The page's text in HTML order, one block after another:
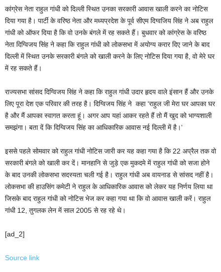
कांग्रेस नेता राहुल गांधी को दिल्ली स्थित उनका सरकारी आवास खाली करने का नोटिस
दिया गया है। पार्टी के वरिष्ठ नेता और मध्यप्रदेश के पूर्व सीएम दिग्वजिय सिंह ने अब राहुल
गांधी को ऑफर दिया है कि वो उनके बंगले में रह सकते हैं। बुधवार को कांग्रेस के वरिष्ठ
नेता दिग्विजय सिंह ने कहा कि राहुल गांधी को लोकसभा में अयोग्य करार दिए जाने के बाद
दिल्ली में स्थित उनके सरकारी बंगले को खाली करने के लिए नोटिस दिया गया है, वो मेरे घर
में रह सकते हैं।
राज्यसभा सांसद दिग्विजय सिंह ने कहा कि राहुल गांधी उदार हृदय वाले इंसान हैं और उनके
लिए पूरा देश एक परिवार की तरह है। दिग्विजय सिंह ने कहा ‘राहुल जी मेरा घर आपका घर
है और मैं आपका स्वागत करता हूं। अगर आप यहां आकर रहते हैं तो मैं खुद को भाग्यशाली
समझंगा। बता दें कि दिग्विजय सिंह का आधिकारिक आवास नई दिल्ली में है।’
इससे पहले सोमवार को राहुल गांधी नोटिस जारी कर यह कहा गया है कि 22 अप्रैल तक वो
सरकारी बंगले को खाली कर दें। मानहानि से जुड़े एक मुकदमे में राहुल गांधी को सजा होने
के बाद उनकी लोकसभा सदस्यता चली गई है। राहुल गांधी अब वायनाड से सांसद नहीं है।
लोकसभा की हाउसिंग कमेटी ने राहुल के आधिकारिक आवास को लेकर यह निर्णय लिया था
जिसके बाद राहुल गांधी को नोटिस भेज कर कहा गया था कि वो आवास खाली करें। राहुल
गांधी 12, तुगलक लेन में साल 2005 से रह रहे थे।
[ad_2]
Source link